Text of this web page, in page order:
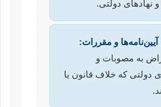
نهادهای دولتی.
آیین‌نامه‌ها و مقررات:
به مصوبات و
دولتی که خلاف قانون یا